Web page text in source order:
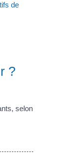
de
?
selon